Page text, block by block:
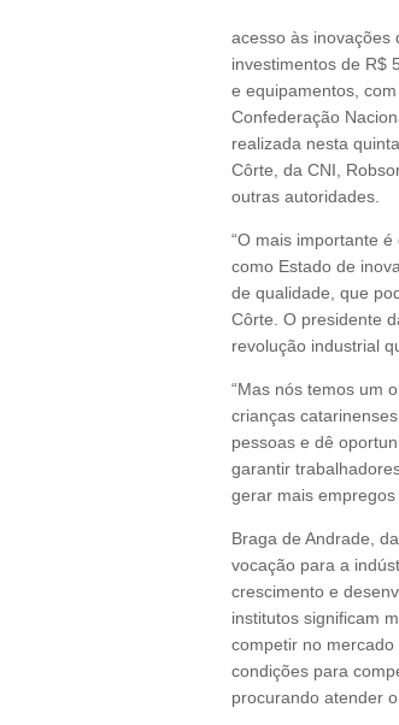
acesso às inovações
investimentos de R$
e equipamentos,
Confederação
realizada nesta
Côrte, da CNI,
outras autoridades.
“O mais importante
como Estado de
de qualidade, que
Côrte. O presidente
revolução industrial
“Mas nós temos um
crianças
pessoas e dê
garantir
gerar mais empregos
Braga de Andrade,
vocação para a
crescimento e
institutos significam
competir no
condições para
procurando atender